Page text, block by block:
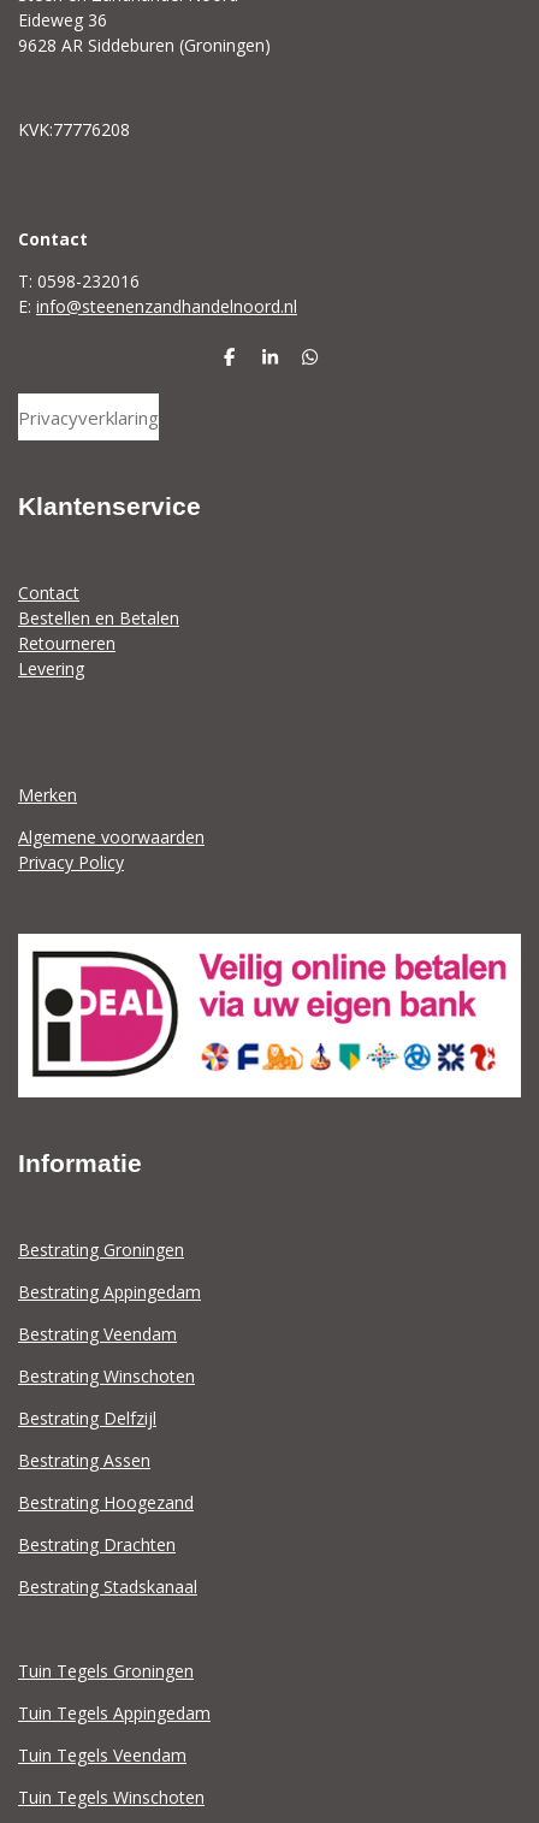
Eideweg 36
9628 AR Siddeburen (Groningen)
KVK:77776208
Contact
T: 0598-232016
E: info@steenenzandhandelnoord.nl
D
S
D
Privacyverklaring
Klantenservice
Contact
Bestellen en Betalen
Retourneren
Levering
Merken
Algemene voorwaarden
Privacy Policy
Informatie
Bestrating Groningen
Bestrating Appingedam
Bestrating Veendam
Bestrating Winschoten
Bestrating Delfzijl
Bestrating Assen
Bestrating Hoogezand
Bestrating Drachten
Bestrating Stadskanaal
Tuin Tegels Groningen
Tuin Tegels Appingedam
Tuin Tegels Veendam
Tuin Tegels Winschoten